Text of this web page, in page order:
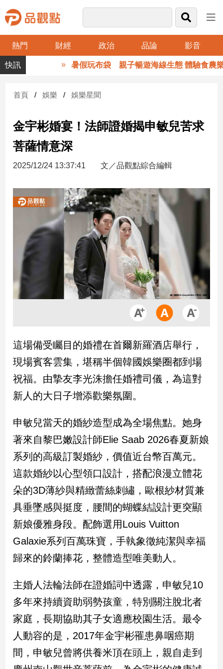
熱門 財經 政治 品論 影音
品
觀
財
台
財
新
產
經/
產
品
政
治
政
治
焦
品
點
民
調
國
會
點
觀
點
兩
岸/
國
際
會/
地
方
暑假玩布袋 親子暢遊海線生態 體驗食農樂趣
首頁 娛樂 娛樂星聞
金宇彬婚宴！法師證婚揭申敏兒苦求
菩薩情意深
2025/12/24 13:37:41 文／品觀點綜合編輯
這場備受矚目的婚禮在首爾新羅酒店舉行，
現場賓客雲集，堪稱半個韓國娛樂圈都到場
祝福。由摯友李光洙擔任婚禮司儀，為這對
新人的大日子增添歡樂氛圍。
申敏兒當天的婚紗造型成為全場焦點。她身
著來自黎巴嫩設計師Elie Saab 2026春夏新娘
系列的高級訂製婚紗，價值近台幣百萬元。
這款婚紗以心型領口設計，搭配浪漫立體花
朵的3D薄紗與精緻蕾絲刺繡，歐根紗材質兼
具垂墜感與挺度，腰間的蝴蝶結設計更突顯
新娘優雅身段。配飾選用Louis Vuitton
Galaxie系列百萬珠寶，手執象徵純潔與幸福
歸來的鈴蘭捧花，整體造型唯美動人。
主婚人法輪法師在證婚詞中透露，申敏兒10
多年來持續資助弱勢孩童，特別關注脫北者
家庭，長期協助其子女適應校園生活。最令
人動容的是，2017年金宇彬罹患鼻咽癌期
間，申敏兒曾將供養米頂在頭上，親自走到